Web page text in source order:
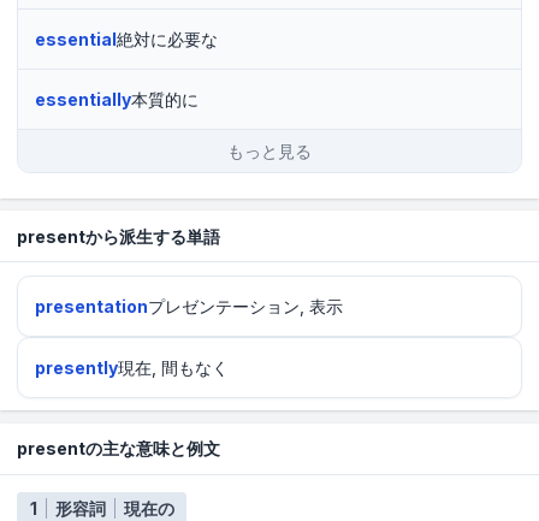
essential絶対に必要な
essentially本質的に
もっと見る
presentから派生する単語
presentationプレゼンテーション, 表示
presently現在, 間もなく
presentの主な意味と例文
1 形容詞 現在の